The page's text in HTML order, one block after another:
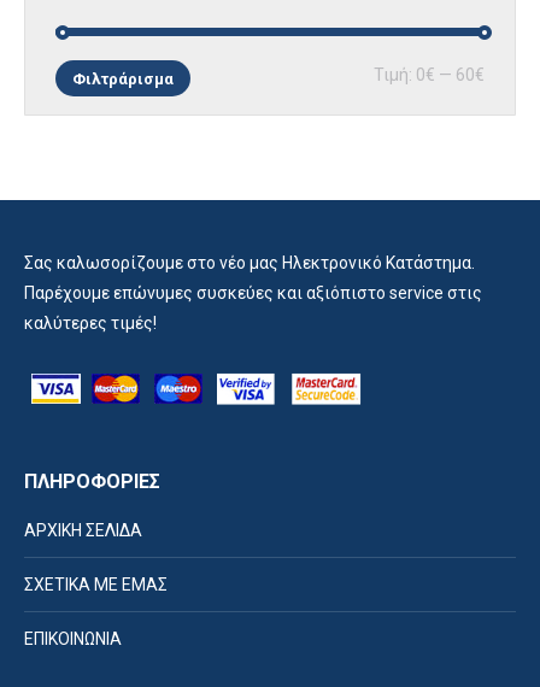
Φιλτράρισμα Τιμή: 0€ — 60€
Σας καλωσορίζουμε στο νέο μας Ηλεκτρονικό Κατάστημα.
Παρέχουμε επώνυμες συσκεύες και αξιόπιστο service στις
καλύτερες τιμές!
ΠΛΗΡΟΦΟΡΙΕΣ
ΑΡΧΙΚΗ ΣΕΛΙΔΑ
ΣΧΕΤΙΚΑ ΜΕ ΕΜΑΣ
ΕΠΙΚΟΙΝΩΝΙΑ